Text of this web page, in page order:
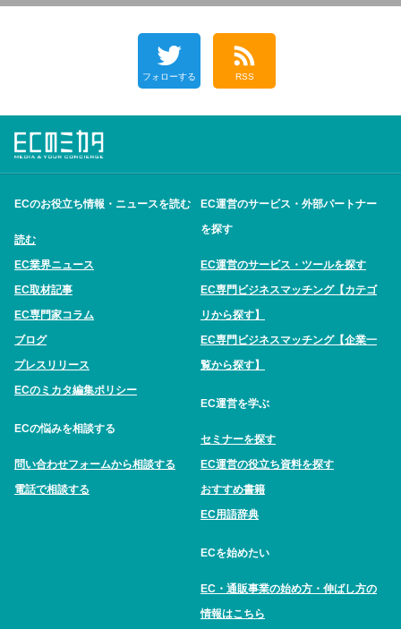
フォローする RSS
ECのお役立ち情報・ニュースを読む
読む
EC業界ニュース
EC取材記事
EC専門家コラム
ブログ
プレスリリース
ECのミカタ編集ポリシー
ECの悩みを相談する
問い合わせフォームから相談する
電話で相談する
EC運営のサービス・外部パートナー
を探す
EC運営のサービス・ツールを探す
EC専門ビジネスマッチング【カテゴ
リから探す】
EC専門ビジネスマッチング【企業一
覧から探す】
EC運営を学ぶ
セミナーを探す
EC運営の役立ち資料を探す
おすすめ書籍
EC用語辞典
ECを始めたい
EC・通販事業の始め方・伸ばし方の
情報はこちら